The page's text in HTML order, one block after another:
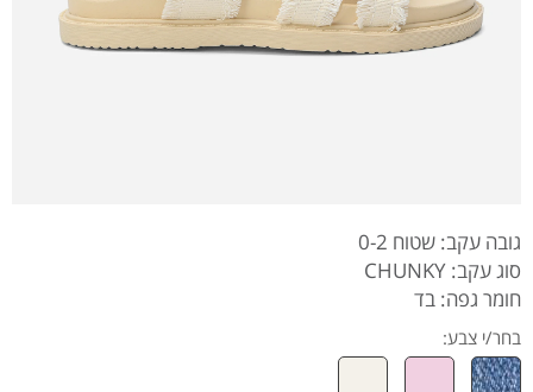
גובה עקב: שטוח 0-2
סוג עקב: CHUNKY
חומר גפה: בד
בחר/י צבע: